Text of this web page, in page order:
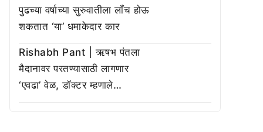
पुढच्या वर्षाच्या सुरुवातीला लाँच होऊ
शकतात ‘या’ धमाकेदार कार
Rishabh Pant | ऋषभ पंतला
मैदानावर परतण्यासाठी लागणार
‘एवढा’ वेळ, डॉक्टर म्हणाले…